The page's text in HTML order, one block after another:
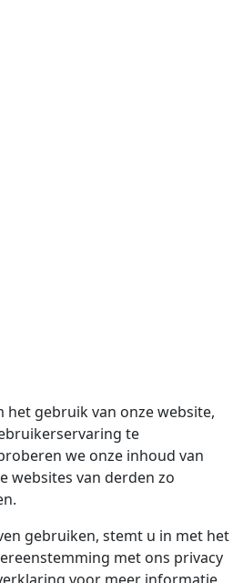
het gebruik van onze website,
te
we onze inhoud van
websites van derden zo
gebruiken, stemt u in met het
met ons privacy